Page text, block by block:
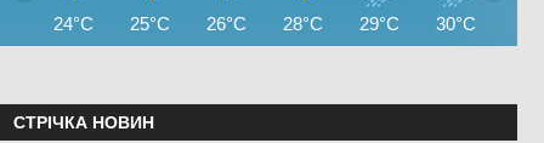
24°C 25°C 26°C 28°C 29°C 30°C
СТРІЧКА НОВИН